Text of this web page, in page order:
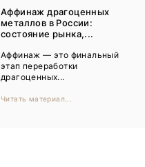
Аффинаж драгоценных
металлов в России:
состояние рынка,...
Аффинаж ― это финальный
этап переработки
драгоценных...
Читать материал...